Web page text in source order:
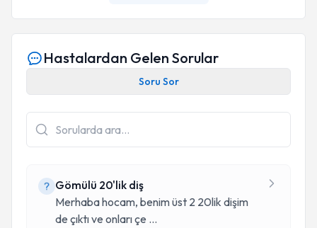
Hastalardan Gelen Sorular
Soru Sor
Gömülü 20'lik diş
Merhaba hocam, benim üst 2 20lik dişim
de çıktı ve onları çe ...